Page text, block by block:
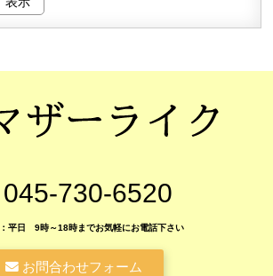
045-730-6520
平日 9時～18時までお気軽にお電話下さい
お問合わせフォーム